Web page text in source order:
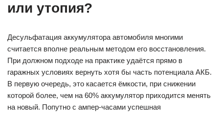
или утопия?
Десульфатация аккумулятора автомобиля многими
считается вполне реальным методом его восстановления.
При должном подходе на практике удаётся прямо в
гаражных условиях вернуть хотя бы часть потенциала АКБ.
В первую очередь, это касается ёмкости, при снижении
которой более, чем на 60% аккумулятор приходится менять
на новый. Попутно с ампер-часами успешная